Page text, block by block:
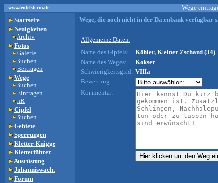
www.teufelsturm.de
Wege
Startseite
Neuigkeiten
Archiv
Fotos
Galerie
Suchen
Beitragen
Wege
Suchen
Eintragen
nR
Gipfel
Suchen
Gebiete
Sperrungen
Kletter-Knigge
Kletterführer
Ausrüstung
Johanniswacht
Forum
Wege, die noch nicht in der Datenbank verfügbar
Allgemeine Daten:
Name des Gipfels:
Köhler, Kleiner Zschand (34)
Name des Weges:
Kokser
Schwierigkeitsgrad: VIIIa
Bewertung:
Kommentar: